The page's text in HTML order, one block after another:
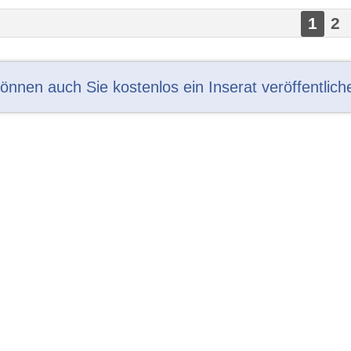
1 2
auch Sie kostenlos ein Inserat